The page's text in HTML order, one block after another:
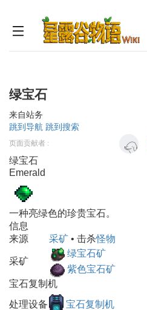
绿宝石
来自站务
跳到导航 跳到搜索
页面贡献者 :
绿宝石
Emerald
一种亮绿色的珍贵宝石。
信息
来源
采矿 • 击杀怪物
采矿
绿宝石矿
紫色宝石矿
宝石复制机
处理设备
宝石复制机